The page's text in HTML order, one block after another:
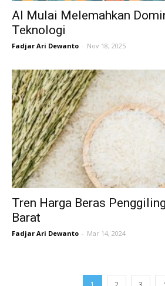
AI Mulai Melemahkan
Teknologi
Fadjar Ari Dewanto - Nov 18, 2025
Tren Harga Beras
Barat
Fadjar Ari Dewanto - Mar 14, 2024